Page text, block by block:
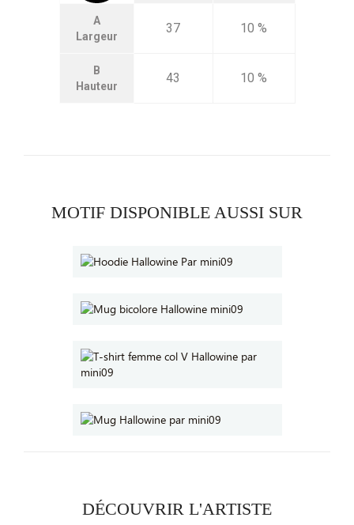
A
Largeur
37 10 %
B
Hauteur
43 10 %
MOTIF DISPONIBLE AUSSI SUR
DÉCOUVRIR L'ARTISTE